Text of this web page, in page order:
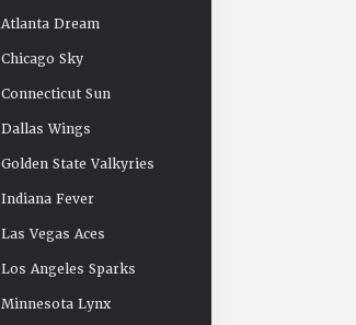
Atlanta Dream
Chicago Sky
Connecticut Sun
Dallas Wings
Golden State Valkyries
Indiana Fever
Las Vegas Aces
Los Angeles Sparks
Minnesota Lynx